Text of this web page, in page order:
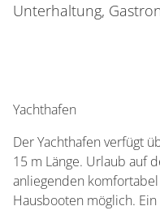
Unterhaltung,
Yachthafen
Der Yachthafen verfügt
15 m Länge. Urlaub auf
anliegenden
Hausbooten möglich.